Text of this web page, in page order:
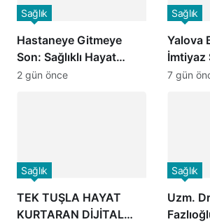
Hastaneye Gitmeye
Son: Sağlıklı Hayat
Merkezlerinde Uzaktan
Sağlık
2 gün önce
Yalova
İmtiyaz
Sağlık
7 gün
TEK TUŞLA HAYAT
KURTARAN DİJİTAL
Sağlık
Uzm.
Sağlık